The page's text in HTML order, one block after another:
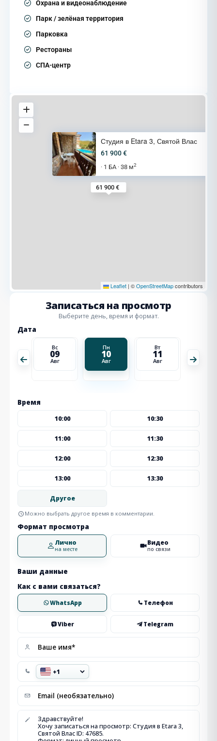
Охрана и видеонаблюдение
Парк / зелёная территория
Парковка
Рестораны
СПА-центр
61 900 €
Студия в Etara 3, Святой Влас
61 900 €
· 1 БА · 38 м2
Leaflet | ©OpenStreetMapcontributors
Записаться на просмотр
Выберите день, время и формат.
Дата
Вс
09
Авг
Пн
10
Авг
Вт
11
Авг
Время
10:00 10:30
11:00 11:30
12:00 12:30
13:00 13:30
Другое
Можно выбрать другое время в комментарии.
Формат просмотра
Лично
на месте
Видео
по связи
Ваши данные
Как с вами связаться?
WhatsApp Телефон
Viber Telegram